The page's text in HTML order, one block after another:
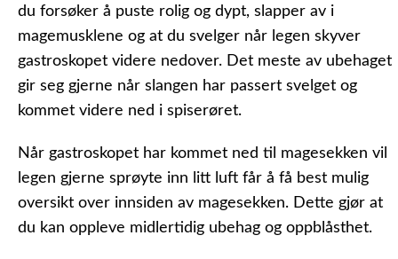
du forsøker å puste rolig og dypt, slapper av i
magemusklene og at du svelger når legen skyver
gastroskopet videre nedover. Det meste av ubehaget
gir seg gjerne når slangen har passert svelget og
kommet videre ned i spiserøret.
Når gastroskopet har kommet ned til magesekken vil
legen gjerne sprøyte inn litt luft får å få best mulig
oversikt over innsiden av magesekken. Dette gjør at
du kan oppleve midlertidig ubehag og oppblåsthet.